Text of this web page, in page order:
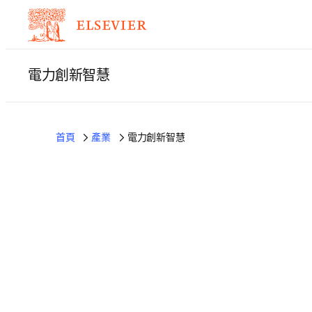
電力創新智慧
首頁 產業 電力創新智慧